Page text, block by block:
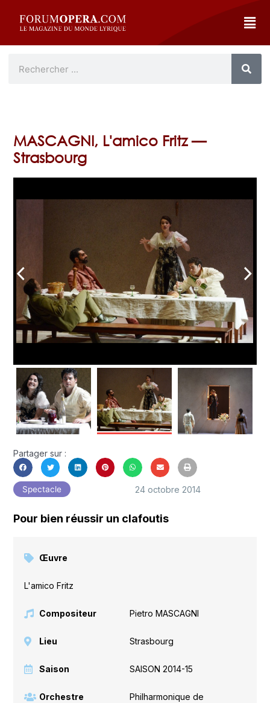
MASCAGNI, L'amico Fritz —
Strasbourg
arrow_back_ios arrow_forward_ios
Partager sur :
Spectacle 24 octobre 2014
Pour bien réussir un clafoutis
Œuvre
L'amico Fritz
Compositeur Pietro MASCAGNI
Lieu Strasbourg
Saison SAISON 2014-15
Orchestre
Philharmonique de